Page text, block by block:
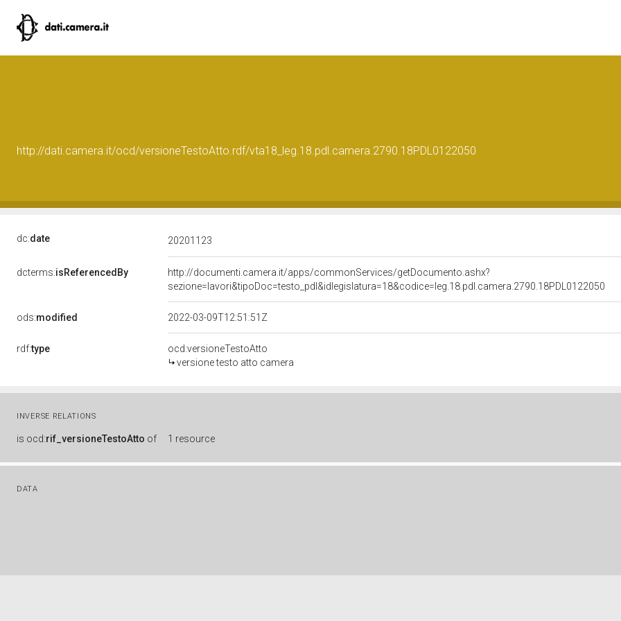
http://dati.camera.it/ocd/versioneTestoAtto.rdf/vta18_leg.18.pdl.camera.2790.18PDL0122050
dc:date 20201123
dcterms:isReferencedBy
http://documenti.camera.it/apps/commonServices/getDocumento.ashx?
sezione=lavori&tipoDoc=testo_pdl&idlegislatura=18&codice=leg.18.pdl.camera.2790.18PDL0122050
ods:modified 2022-03-09T12:51:51Z
rdf:type
ocd:versioneTestoAtto
versione testo atto camera
INVERSE RELATIONS
is ocd:rif_versioneTestoAtto of 1 resource
DATA